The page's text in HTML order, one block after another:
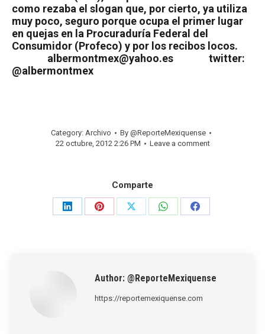
como rezaba el slogan que, por cierto, ya utiliza
muy poco, seguro porque ocupa el primer lugar
en quejas en la Procuraduría Federal del
Consumidor (Profeco) y por los recibos locos.
albermontmex@yahoo.es twitter:
@albermontmex
Category: Archivo By @ReporteMexiquense
22 octubre, 2012 2:26 PM
Leave a comment
Comparte
Share
Share
Share
Share
Share
Author: @ReporteMexiquense
https://reportemexiquense.com